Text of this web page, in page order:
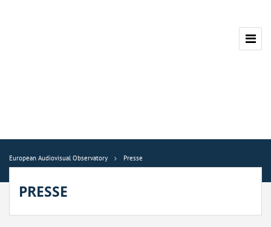
European Audiovisual Observatory Presse
PRESSE